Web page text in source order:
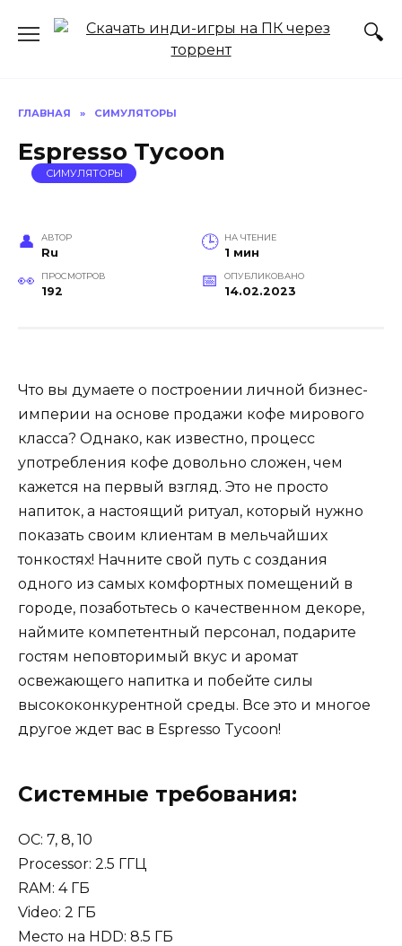
ГЛАВНАЯ » СИМУЛЯТОРЫ
Espresso Tycoon
СИМУЛЯТОРЫ
АВТОР
Ru
НА ЧТЕНИЕ
1 мин
ПРОСМОТРОВ
192
ОПУБЛИКОВАНО
14.02.2023
Что вы думаете о построении личной бизнес-
империи на основе продажи кофе мирового
класса? Однако, как известно, процесс
употребления кофе довольно сложен, чем
кажется на первый взгляд. Это не просто
напиток, а настоящий ритуал, который нужно
показать своим клиентам в мельчайших
тонкостях! Начните свой путь с создания
одного из самых комфортных помещений в
городе, позаботьтесь о качественном декоре,
наймите компетентный персонал, подарите
гостям неповторимый вкус и аромат
освежающего напитка и побейте силы
высококонкурентной среды. Все это и многое
другое ждет вас в Espresso Tycoon!
Системные требования:
OC: 7, 8, 10
Processor: 2.5 ГГЦ
RAM: 4 ГБ
Video: 2 ГБ
Место на HDD: 8.5 ГБ